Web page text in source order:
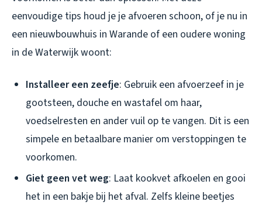
eenvoudige tips houd je je afvoeren schoon, of je nu in
een nieuwbouwhuis in Warande of een oudere woning
in de Waterwijk woont:
Installeer een zeefje: Gebruik een afvoerzeef in je
gootsteen, douche en wastafel om haar,
voedselresten en ander vuil op te vangen. Dit is een
simpele en betaalbare manier om verstoppingen te
voorkomen.
Giet geen vet weg: Laat kookvet afkoelen en gooi
het in een bakje bij het afval. Zelfs kleine beetjes